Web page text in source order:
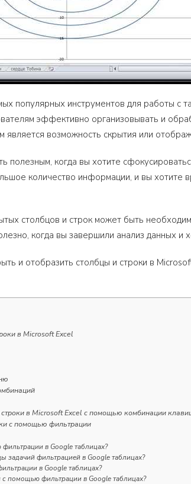
популярных инструментов для работы с
эффективно организовывать и
возможность скрытия или
полезным, когда вы хотите
количество информации, и вы хотите
столбцов и строк может быть
когда вы завершили анализ данных и
и отобразить столбцы и строки в
в Microsoft Excel
строки в Microsoft Excel с помощью комбинации
с помощью фильтрации
в Google таблицах?
задачий фильтрацией в Google таблицах?
в Google таблицах?
с помощью фильтрации в Google таблицах?